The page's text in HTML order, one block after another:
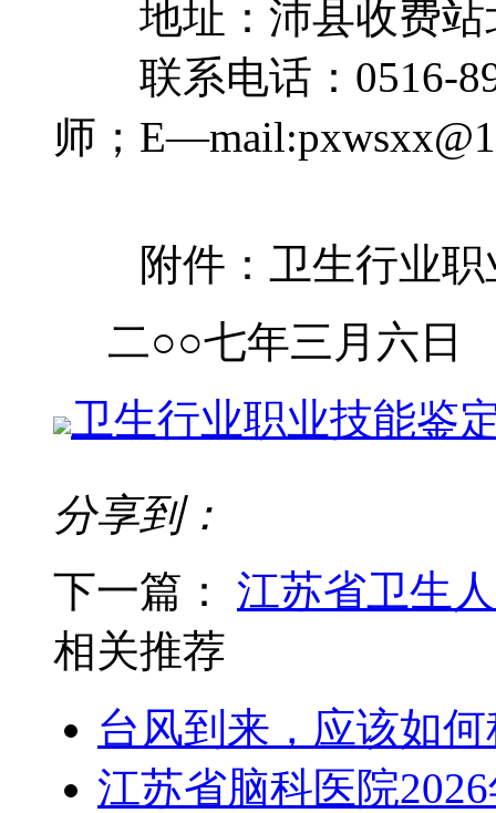
地址：沛县收费站
联系电话：0516-
师；
附件：卫生行业职
二○○七年三月六日
卫生行业职业技能鉴
分享到：
下一篇： 江苏省卫生
相关推荐
台风到来，应该如
江苏省脑科医院